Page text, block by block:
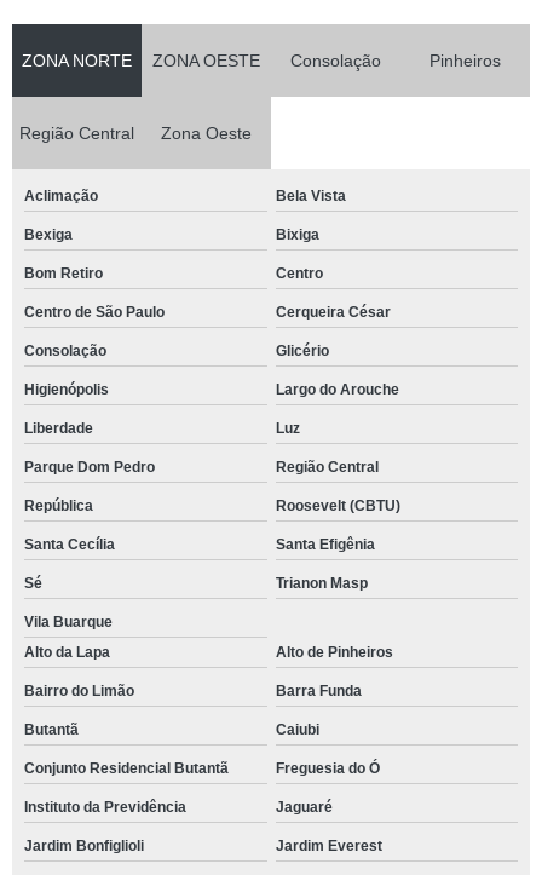
ZONA NORTE ZONA OESTE Consolação Pinheiros
Região Central Zona Oeste
Aclimação Bela Vista
Bexiga Bixiga
Bom Retiro Centro
Centro de São Paulo Cerqueira César
Consolação Glicério
Higienópolis Largo do Arouche
Liberdade Luz
Parque Dom Pedro Região Central
República Roosevelt (CBTU)
Santa Cecília Santa Efigênia
Sé Trianon Masp
Vila Buarque
Alto da Lapa
Alto de Pinheiros
Bairro do Limão Barra Funda
Butantã Caiubi
Conjunto Residencial Butantã Freguesia do Ó
Instituto da Previdência Jaguaré
Jardim Bonfiglioli Jardim Everest